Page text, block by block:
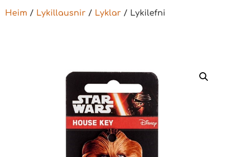
Heim / Lykillausnir / Lyklar / Lykilefni